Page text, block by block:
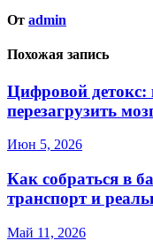
От admin
Похожая запись
Цифровой детокс:
перезагрузить
Июн 5, 2026
Как собраться в
транспорт и
Май 11, 2026